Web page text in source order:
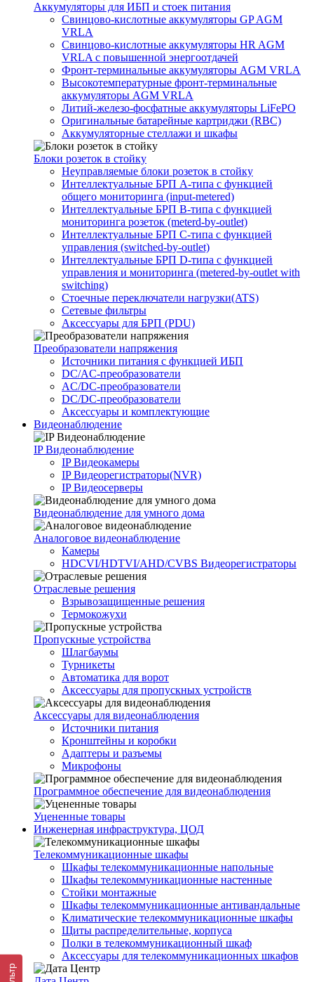
Аккумуляторы для ИБП и стоек питания
Свинцово-кислотные аккумуляторы GP AGM
VRLA
Свинцово-кислотные аккумуляторы HR AGM
VRLA с повышенной энергоотдачей
Фронт-терминальные аккумуляторы AGM VRLA
Высокотемпературные фронт-терминальные
аккумуляторы AGM VRLA
Литий-железо-фосфатные аккумуляторы LiFePO
Оригинальные батарейные картриджи (RBC)
Аккумуляторные стеллажи и шкафы
Блоки розеток в стойку
Неуправляемые блоки розеток в стойку
Интеллектуальные БРП А-типа с функцией
общего мониторинга (input-metered)
Интеллектуальные БРП B-типа с функцией
мониторинга розеток (meterd-by-outlet)
Интеллектуальные БРП C-типа с функцией
управления (switched-by-outlet)
Интеллектуальные БРП D-типа с функцией
управления и мониторинга (metered-by-outlet with
switching)
Стоечные переключатели нагрузки(ATS)
Сетевые фильтры
Аксессуары для БРП (PDU)
Преобразователи напряжения
Источники питания c функцией ИБП
DC/AC-преобразователи
AC/DC-преобразователи
DC/DC-преобразователи
Аксессуары и комплектующие
Видеонаблюдение
IP Видеонаблюдение
IP Видеокамеры
IP Видеорегистраторы(NVR)
IP Видеосерверы
Видеонаблюдение для умного дома
Аналоговое видеонаблюдение
Камеры
HDCVI/HDTVI/AHD/CVBS Видеорегистраторы
Отраслевые решения
Взрывозащищенные решения
Термокожухи
Пропускные устройства
Шлагбаумы
Турникеты
Автоматика для ворот
Аксессуары для пропускных устройств
Аксессуары для видеонаблюдения
Источники питания
Кронштейны и коробки
Адаптеры и разъемы
Микрофоны
Программное обеспечение для видеонаблюдения
Уцененные товары
Инженерная инфраструктура, ЦОД
Телекоммуникационные шкафы
Шкафы телекоммуникационные напольные
Шкафы телекоммуникационные настенные
Стойки монтажные
Шкафы телекоммуникационные антивандальные
Климатические телекоммуникационные шкафы
Щиты распределительные, корпуса
Полки в телекоммуникационный шкаф
Аксессуары для телекоммуникационных шкафов